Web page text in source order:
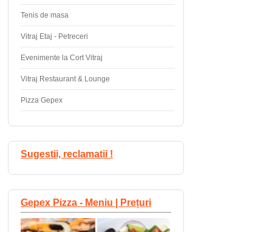
Tenis de masa
Vitraj Etaj - Petreceri
Evenimente la Cort Vitraj
Vitraj Restaurant & Lounge
Pizza Gepex
Sugestii, reclamatii !
Gepex Pizza - Meniu | Prețuri